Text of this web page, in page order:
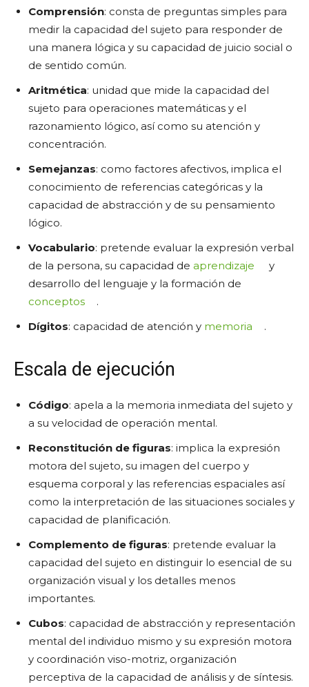
Comprensión: consta de preguntas simples para
medir la capacidad del sujeto para responder de
una manera lógica y su capacidad de juicio social o
de sentido común.
Aritmética: unidad que mide la capacidad del
sujeto para operaciones matemáticas y el
razonamiento lógico, así como su atención y
concentración.
Semejanzas: como factores afectivos, implica el
conocimiento de referencias categóricas y la
capacidad de abstracción y de su pensamiento
lógico.
Vocabulario: pretende evaluar la expresión verbal
de la persona, su capacidad de aprendizaje
y
desarrollo del lenguaje y la formación de
conceptos
.
Dígitos: capacidad de atención y memoria .
Escala de ejecución
Código: apela a la memoria inmediata del sujeto y
a su velocidad de operación mental.
Reconstitución de figuras: implica la expresión
motora del sujeto, su imagen del cuerpo y
esquema corporal y las referencias espaciales así
como la interpretación de las situaciones sociales y
capacidad de planificación.
Complemento de figuras: pretende evaluar la
capacidad del sujeto en distinguir lo esencial de su
organización visual y los detalles menos
importantes.
Cubos: capacidad de abstracción y representación
mental del individuo mismo y su expresión motora
y coordinación viso-motriz, organización
perceptiva de la capacidad de análisis y de síntesis.